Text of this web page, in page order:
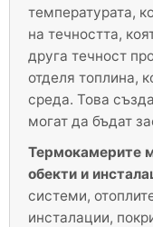
температурата,
на течността,
друга течност
отделя топлина,
среда. Това
могат да бъдат
Термокамерите
обекти и
системи,
инсталации,